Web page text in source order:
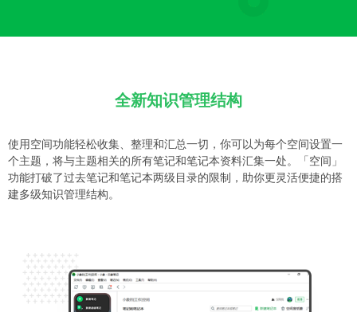
全新知识管理结构
使用空间功能轻松收集、整理和汇总一切，你可以为每个空间设置一
个主题，将与主题相关的所有笔记和笔记本资料汇集一处。「空间」
功能打破了过去笔记和笔记本两级目录的限制，助你更灵活便捷的搭
建多级知识管理结构。